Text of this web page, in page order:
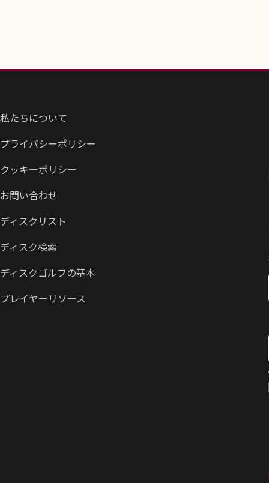
私たちについて
プライバシーポリシー
クッキーポリシー
お問い合わせ
ディスクリスト
ディスク検索
ディスクゴルフの基本
プレイヤーリソース